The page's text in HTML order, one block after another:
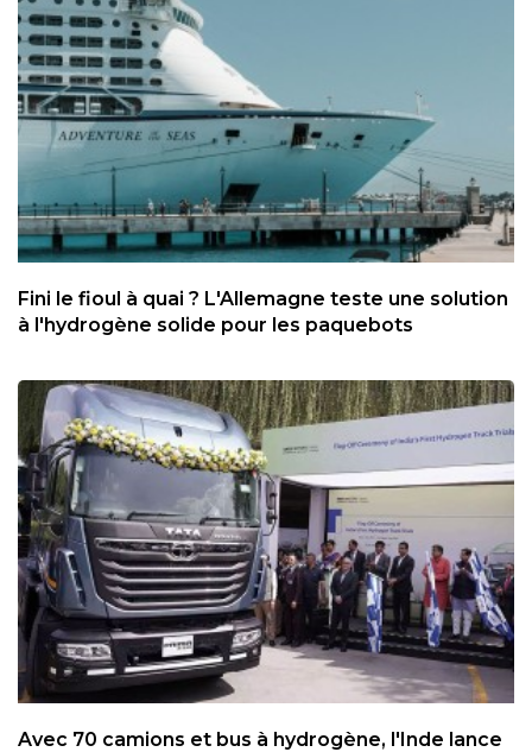
Fini le fioul à quai ? L'Allemagne teste une solution
à l'hydrogène solide pour les paquebots
Avec 70 camions et bus à hydrogène, l'Inde lance